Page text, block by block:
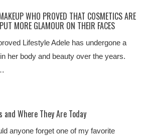
WHO PROVED THAT COSMETICS ARE
MORE GLAMOUR ON THEIR FACES
Lifestyle Adele has undergone a
her body and beauty over the years.
Where They Are Today
anyone forget one of my favorite